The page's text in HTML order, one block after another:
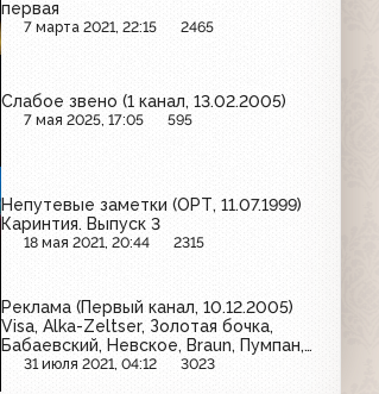
первая
7 марта 2021, 22:15 2465
Слабое звено (1 канал, 13.02.2005)
7 мая 2025, 17:05 595
Непутевые заметки (ОРТ, 11.07.1999)
Каринтия. Выпуск 3
18 мая 2021, 20:44 2315
Реклама (Первый канал, 10.12.2005)
Visa, Alka-Zeltser, Золотая бочка,
Бабаевский, Невское, Braun, Пумпан,
Carlsberg, Hitachi, Балтика, Наста,
31 июля 2021, 04:12 3023